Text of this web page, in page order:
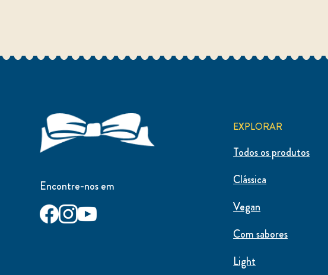
Encontre-nos em
EXPLORAR
Todos os produtos
Clássica
Vegan
Com sabores
Light